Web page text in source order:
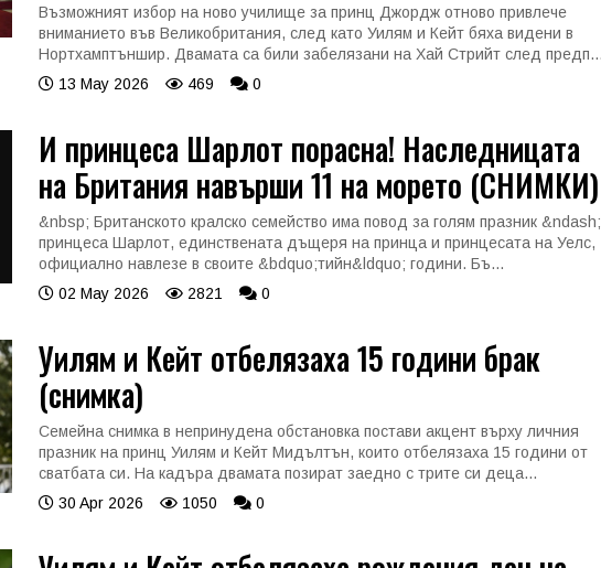
Възможният избор на ново училище за принц Джордж отново привлече
вниманието във Великобритания, след като Уилям и Кейт бяха видени в
Нортхамптъншир. Двамата са били забелязани на Хай Стрийт след
13 May 2026
469 0
И принцеса Шарлот порасна! Наследницата
на Британия навърши 11 на морето (СНИМКИ)
&nbsp; Британското кралско семейство има повод за голям празник &ndash;
принцеса Шарлот, единствената дъщеря на принца и принцесата на Уелс,
официално навлезе в своите &bdquo;тийн&ldquo; години. Бъ...
02 May 2026
2821 0
Уилям и Кейт отбелязаха 15 години брак
(снимка)
Семейна снимка в непринудена обстановка постави акцент върху личния
празник на принц Уилям и Кейт Мидълтън, които отбелязаха 15 години от
сватбата си. На кадъра двамата позират заедно с трите си деца...
30 Apr 2026
1050 0